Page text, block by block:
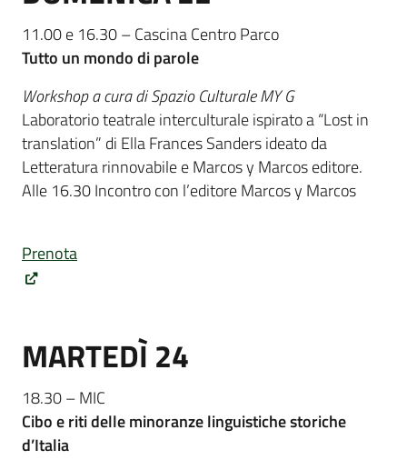
11.00 e 16.30 – Cascina Centro Parco
Tutto un mondo di parole
Workshop a cura di Spazio Culturale MY G
Laboratorio teatrale interculturale ispirato a “Lost in
translation” di Ella Frances Sanders ideato da
Letteratura rinnovabile e Marcos y Marcos editore.
Alle 16.30 Incontro con l’editore Marcos y Marcos
Prenota
MARTEDÌ 24
18.30 – MIC
Cibo e riti delle minoranze linguistiche storiche
d’Italia